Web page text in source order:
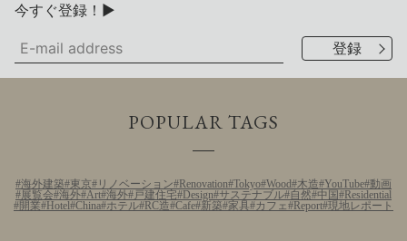
今すぐ登録！▶
POPULAR TAGS
海外建築 東京 リノベーション Renovation Tokyo Wood 木造 YouTube 動画
展覧会 海外 Art 海外 戸建住宅 Design サステナブル 自然 中国
Residential
開業
Hotel China ホテル RC造 Cafe 新築 家具 カフェ Report 現地レポート